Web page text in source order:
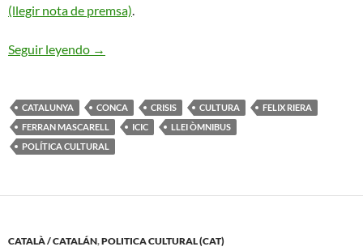
(llegir nota de premsa).
Seguir leyendo Solucions Valentes pels Sectors Culturals a
→
CATALUNYA CONCA CRISIS CULTURA
FELIX RIERA
FERRAN MASCARELL
ICIC
LLEI ÒMNIBUS
POLÍTICA CULTURAL
CATALÀ / CATALÁN,POLITICA CULTURAL (CAT)